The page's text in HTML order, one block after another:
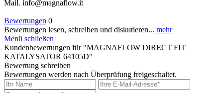
Mail. info@magnaflow.it
Bewertungen 0
Bewertungen lesen, schreiben und diskutieren... mehr
Menü schließen
Kundenbewertungen für "MAGNAFLOW DIRECT FIT
KATALYSATOR 64105D"
Bewertung schreiben
Bewertungen werden nach Überprüfung freigeschaltet.